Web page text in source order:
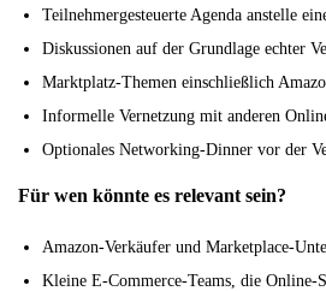
Teilnehmergesteuerte Agenda anstelle
Diskussionen auf der Grundlage echter
Marktplatz-Themen einschließlich
Informelle Vernetzung mit anderen
Optionales Networking-Dinner vor der
Für wen könnte es relevant sein?
Amazon-Verkäufer und Marketplace-
Kleine E-Commerce-Teams, die Online-